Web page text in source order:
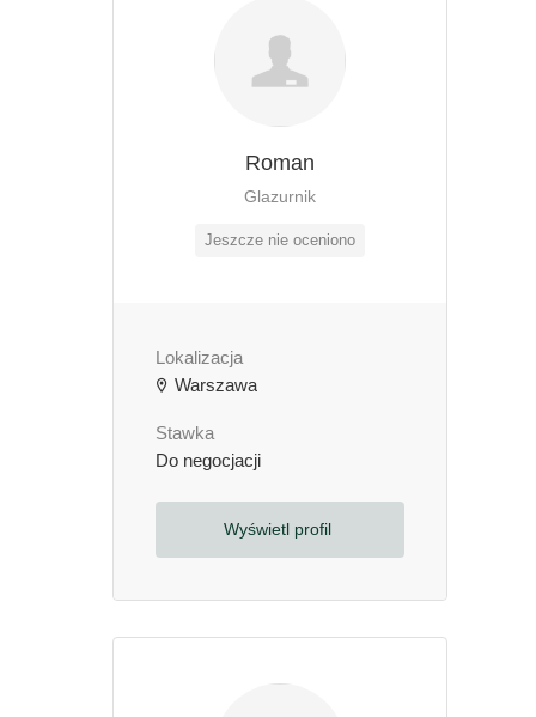
Roman
Glazurnik
Jeszcze nie oceniono
Lokalizacja
Warszawa
Stawka
Do negocjacji
Wyświetl profil